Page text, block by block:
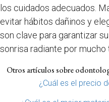
los cuidados adecuados.
evitar hábitos dañinos y
son clave para garantizar
sonrisa radiante por mucho
Otros artículos sobre
¿Cuál es el precio